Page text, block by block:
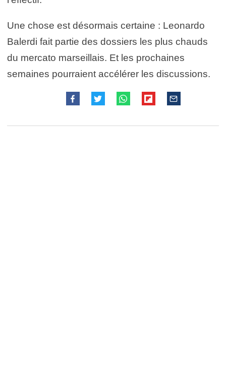
Une chose est désormais certaine : Leonardo
Balerdi fait partie des dossiers les plus chauds
du mercato marseillais. Et les prochaines
semaines pourraient accélérer les discussions.